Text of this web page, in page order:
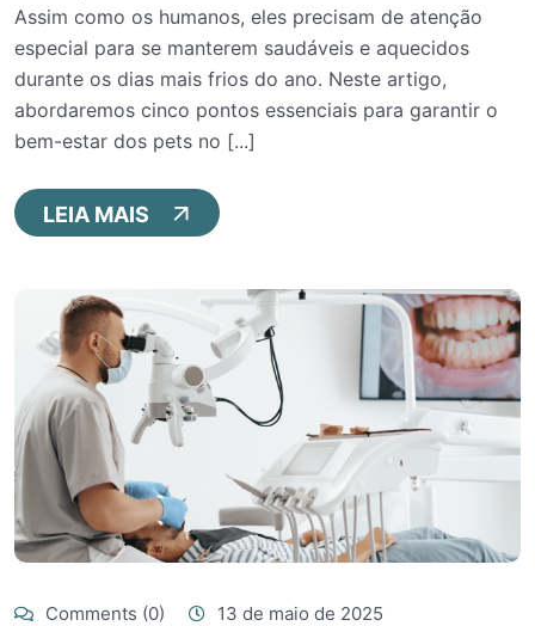
Assim como os humanos, eles precisam de atenção
especial para se manterem saudáveis e aquecidos
durante os dias mais frios do ano. Neste artigo,
abordaremos cinco pontos essenciais para garantir o
bem-estar dos pets no [...]
LEIA MAIS
Comments (0)
13 de maio de 2025